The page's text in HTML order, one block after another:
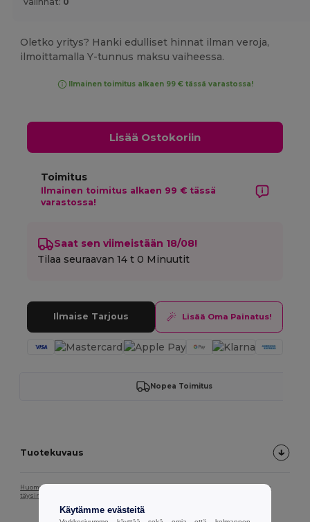
Oletko yritys? Hanki edulliset hinnat ilman veroja,
ilmoittamalla Y-tunnus maksu vaiheessa.
Ilmainen toimitus alkaen 99 € tässä varastossa!
Lisää Ostokoriin
Toimitus
Ilmainen toimitus alkaen 99 € tässä
varastossa!
Saat sen viimeistään 18/08!
Tilaa seuraavan14 t 0 Minuutit
Ilmaise Tarjous Lisää Oma Painatus!
Nopea Toimitus
Tuotekuvaus
Huomaa, että näytön kalibroinnin vuoksi tuotekuvan väri ei välttämättä vastaa
täysin tuotteen todellista väriä.
Käytämme evästeitä